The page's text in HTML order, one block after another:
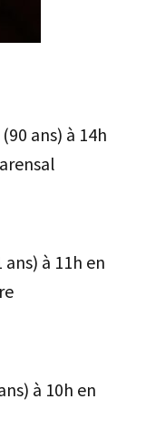
ans) à 14h
ans) à 11h en
à 10h en